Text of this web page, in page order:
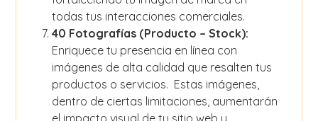
todas tus interacciones comerciales.
40 Fotografías (Producto – Stock):
Enriquece tu presencia en línea con
imágenes de alta calidad que resalten tus
productos o servicios. Estas imágenes,
dentro de ciertas limitaciones, aumentarán
el impacto visual de tu sitio web y